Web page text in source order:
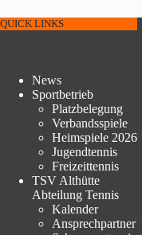
QUICK LINKS
News
Sportbetrieb
Platzbelegung
Verbandsspiele
Heimspiele 2026
Jugendtennis
Freizeittennis
TSV Althütte
Abteilung Tennis
Kalender
Ansprechpartner